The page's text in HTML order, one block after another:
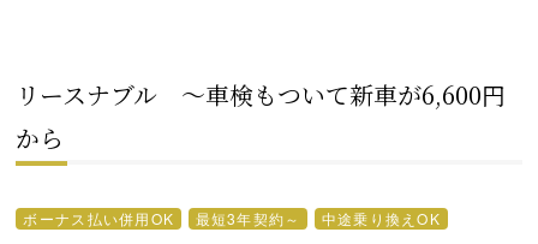
リースナブル ～車検もついて新車が6,600円
から
ボーナス払い併用OK 最短3年契約～
中途乗り換えOK